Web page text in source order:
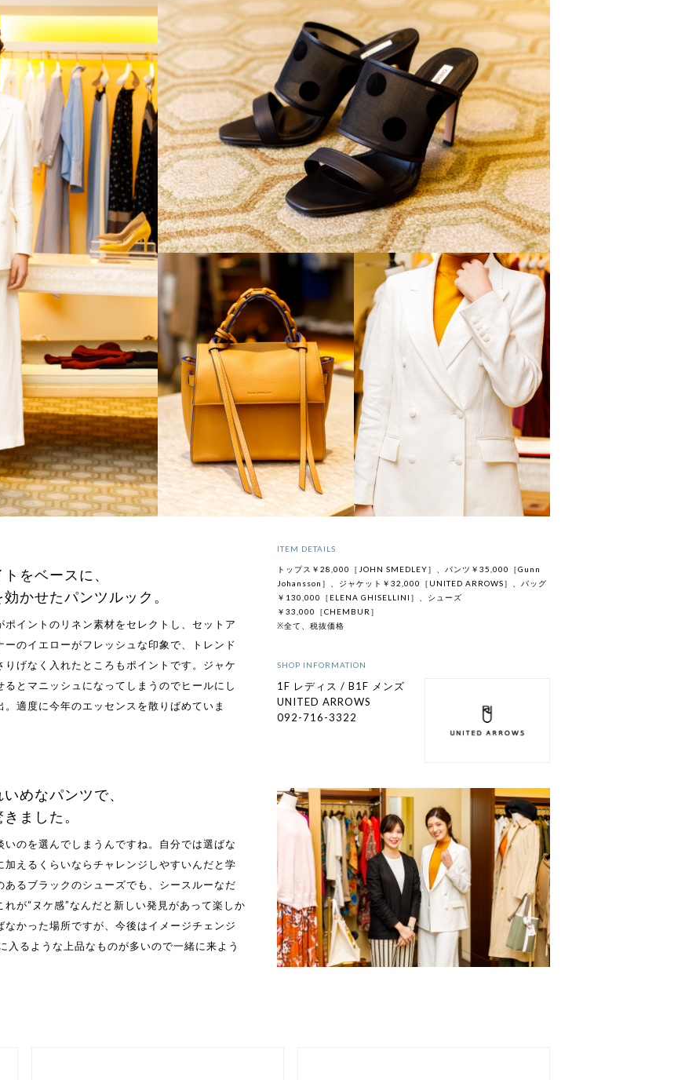
をベースに、
かせたパンツルック。
イントのリネン素材をセレクトし、セットア
のイエローがフレッシュな印象で、トレンド
げなく入れたところもポイントです。ジャケ
とマニッシュになってしまうのでヒールにし
適度に今年のエッセンスを散りばめていま
めなパンツで、
ました。
のを選んでしまうんですね。自分では選ばな
えるくらいならチャレンジしやすいんだと学
るブラックのシューズでも、シースルーなだ
が“ヌケ感”なんだと新しい発見があって楽しか
かった場所ですが、今後はイメージチェンジ
入るような上品なものが多いので一緒に来よう
ITEM DETAILS
トップス￥28,000［JOHN SMEDLEY］、パンツ￥35,000［Gunn
Johansson］、ジャケット￥32,000［UNITED ARROWS］、バッグ
￥130,000［ELENA GHISELLINI］、シューズ
￥33,000［CHEMBUR］
※全て、税抜価格
SHOP INFORMATION
1F レディス / B1F メンズ
UNITED ARROWS
092-716-3322